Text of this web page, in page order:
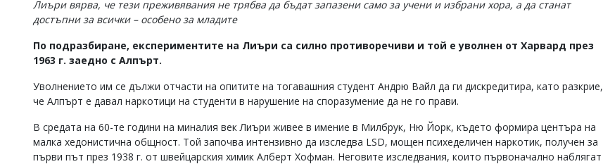
Лиъри вярва, че тези преживявания не трябва да бъдат запазени само за учени и избрани хора, а да станат
достъпни за всички – особено за младите
По подразбиране, експериментите на Лиъри са силно противоречиви и той е уволнен от Харвард през
1963 г. заедно с Алпърт.
Уволнението им се дължи отчасти на опитите на тогавашния студент Андрю Вайл да ги дискредитира, като разкрие,
че Алпърт е давал наркотици на студенти в нарушение на споразумение да не го прави.
В средата на 60-те години на миналия век Лиъри живее в имение в Милбрук, Ню Йорк, където формира центъра на
малка хедонистична общност. Той започва интензивно да изследва LSD, мощен психеделичен наркотик, получен за
първи път през 1938 г. от швейцарския химик Алберт Хофман. Неговите изследвания, които първоначално наблягат